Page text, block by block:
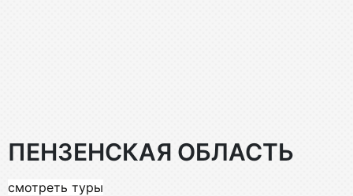
ПЕНЗЕНСКАЯ ОБЛАСТЬ
смотреть туры